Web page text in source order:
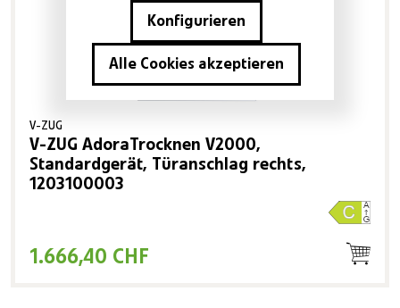
V-ZUG
V-ZUG AdoraTrocknen V2000,
Standardgerät, Türanschlag rechts,
1203100003
1.666,40 CHF
Konfigurieren
Alle Cookies akzeptieren